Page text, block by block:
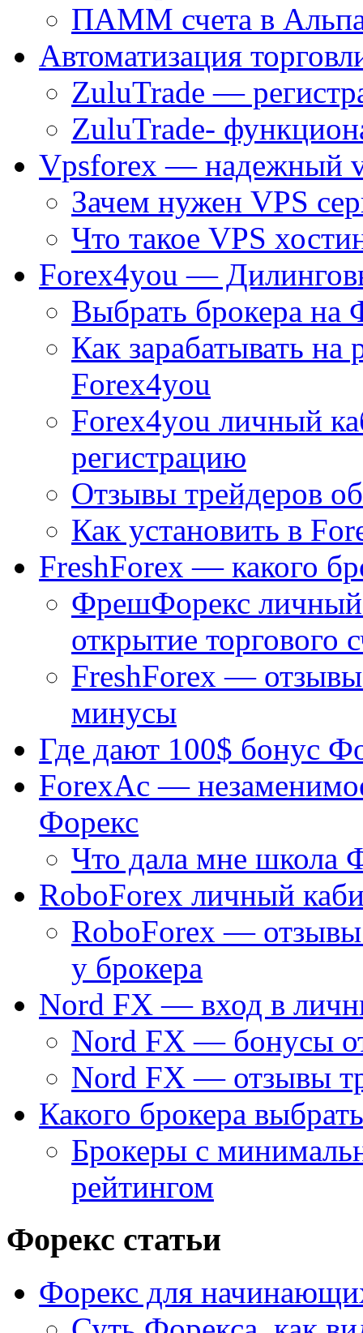
ПАММ счета в
Автоматизация
ZuluTrade —
ZuluTrade-
Vpsforex — надежный
Зачем нужен VPS
Что такое VPS
Forex4you —
Выбрать брокера
Как зарабатывать
Forex4you
Forex4you личный
регистрацию
Отзывы трейдеров
Как установить в
FreshForex — какого
ФрешФорекс личный
открытие торгового
FreshForex —
минусы
Где дают 100$ бонус
ForexAc —
Форекс
Что дала мне школа
RoboForex личный
RoboForex — отзывы
у брокера
Nord FX — вход в
Nord FX — бонусы
Nord FX — отзывы
Какого брокера
Брокеры с
рейтингом
Форекс статьи
Форекс для